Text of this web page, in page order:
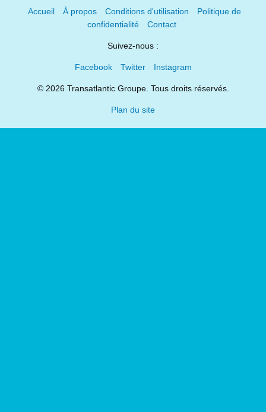
Accueil À propos Conditions d'utilisation
Politique de
confidentialité
Contact
Suivez-nous :
Facebook Twitter Instagram
© 2026 Transatlantic Groupe. Tous droits réservés.
Plan du site